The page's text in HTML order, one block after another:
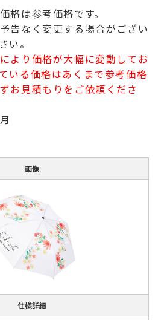
格は参考価格です。
告なく変更する場合がござい
い。
より価格が大幅に変動してお
いる価格はあくまで参考価格
お見積もりをご依頼くださ
画像
仕様詳細